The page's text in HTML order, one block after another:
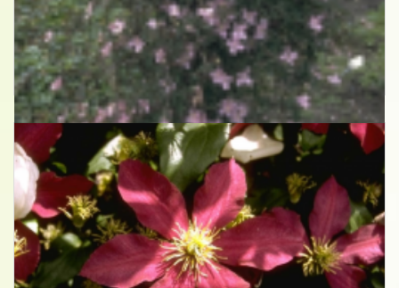
Clematis
Clematis montana 'New Dawn'